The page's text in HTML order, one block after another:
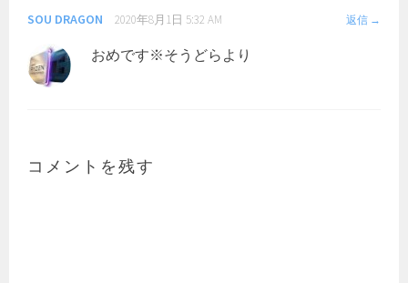
ン
SOU DRAGON 2020年8月1日 5:32 AM 返信
おめです※そうどらより
コメントを残す